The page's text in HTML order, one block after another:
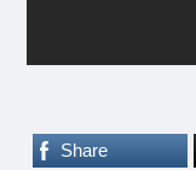
Share